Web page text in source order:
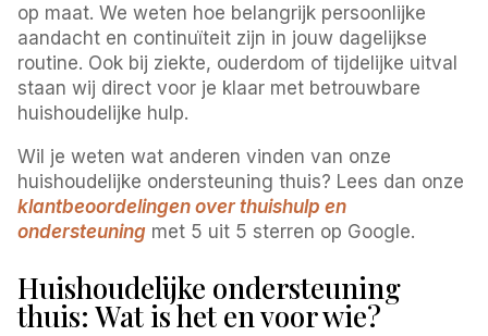
op maat. We weten hoe belangrijk persoonlijke
aandacht en continuïteit zijn in jouw dagelijkse
routine. Ook bij ziekte, ouderdom of tijdelijke uitval
staan wij direct voor je klaar met betrouwbare
huishoudelijke hulp.
Wil je weten wat anderen vinden van onze
huishoudelijke ondersteuning thuis? Lees dan onze
klantbeoordelingen over thuishulp en
ondersteuning met 5 uit 5 sterren op Google.
Huishoudelijke ondersteuning
thuis: Wat is het en voor wie?